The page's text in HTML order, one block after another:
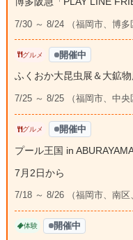
7/30 ～ 8/24 （福岡市、博多
グルメ 開催中
ふくおか大昆虫展＆大鉱
7/25 ～ 8/25 （福岡市、中央
グルメ 開催中
プール王国 in
7月2日から
7/18 ～ 8/26 （福岡市、南区
体験 開催中